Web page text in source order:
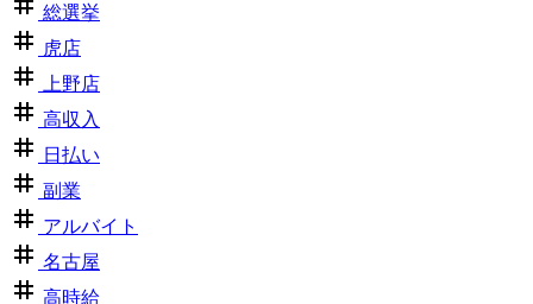
総選挙
虎店
上野店
高収入
日払い
副業
アルバイト
名古屋
高時給